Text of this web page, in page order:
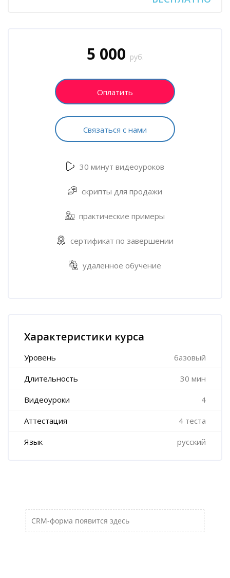
5 000 руб.
Оплатить
Связаться с нами
30 минут видеоуроков
скрипты для продажи
практические примеры
сертификат по завершении
удаленное обучение
Характеристики курса
Уровень базовый
Длительность 30 мин
Видеоуроки 4
Аттестация 4 теста
Язык русский